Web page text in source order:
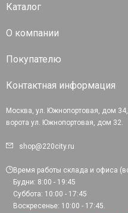
Каталог
О компании
Покупателю
Контактная информация
Москва, ул. Южнопортовая, дом 34,
ворота ул. Южнопортовая, дом 32.
shop@220city.ru
Время работы склада и офиса
Будни: 8:00 - 19:45
Суббота: 10:00 - 17:45
Воскресенье: 10:00 - 17:45.